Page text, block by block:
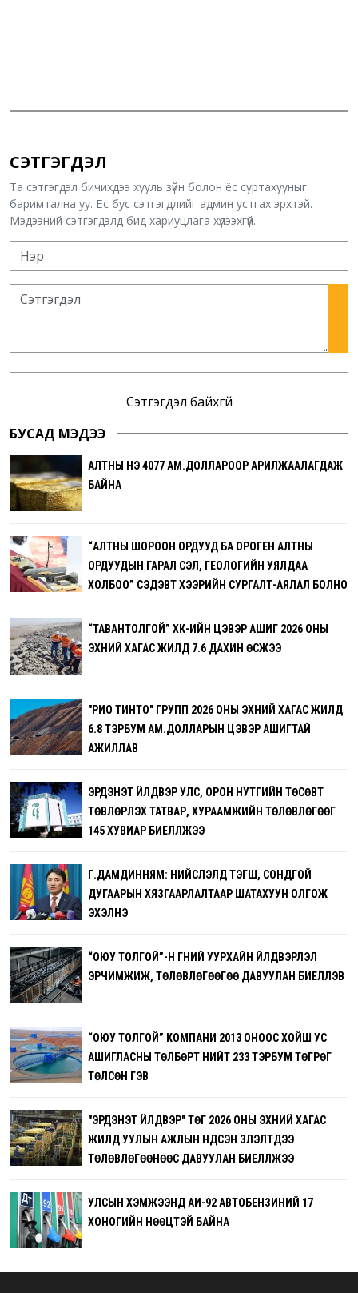
СЭТГЭГДЭЛ
Та сэтгэгдэл бичихдээ хууль зүйн болон ёс суртахууныг
баримтална уу. Ёс бус сэтгэгдлийг админ устгах эрхтэй.
Мэдээний сэтгэгдэлд бид хариуцлага хүлээхгүй.
Сэтгэгдэл байхгүй
БУСАД МЭДЭЭ
АЛТНЫ ҮНЭ 4077 АМ.ДОЛЛАРООР АРИЛЖААЛАГДАЖ
БАЙНА
“АЛТНЫ ШОРООН ОРДУУД БА ОРОГЕН АЛТНЫ
ОРДУУДЫН ГАРАЛ ҮҮСЭЛ, ГЕОЛОГИЙН УЯЛДАА
ХОЛБОО” СЭДЭВТ ХЭЭРИЙН СУРГАЛТ-АЯЛАЛ БОЛНО
“ТАВАНТОЛГОЙ” ХК-ИЙН ЦЭВЭР АШИГ 2026 ОНЫ
ЭХНИЙ ХАГАС ЖИЛД 7.6 ДАХИН ӨСЖЭЭ
"РИО ТИНТО" ГРУПП 2026 ОНЫ ЭХНИЙ ХАГАС ЖИЛД
6.8 ТЭРБУМ АМ.ДОЛЛАРЫН ЦЭВЭР АШИГТАЙ
АЖИЛЛАВ
ЭРДЭНЭТ ҮЙЛДВЭР УЛС, ОРОН НУТГИЙН ТӨСӨВТ
ТӨВЛӨРҮҮЛЭХ ТАТВАР, ХУРААМЖИЙН ТӨЛӨВЛӨГӨӨГ
145 ХУВИАР БИЕЛҮҮЛЖЭЭ
Г.ДАМДИННЯМ: НИЙСЛЭЛД ТЭГШ, СОНДГОЙ
ДУГААРЫН ХЯЗГААРЛАЛТААР ШАТАХУУН ОЛГОЖ
ЭХЭЛНЭ
“ОЮУ ТОЛГОЙ”-Н ГҮНИЙ УУРХАЙН ҮЙЛДВЭРЛЭЛ
ЭРЧИМЖИЖ, ТӨЛӨВЛӨГӨӨГӨӨ ДАВУУЛАН БИЕЛҮҮЛЭВ
“ОЮУ ТОЛГОЙ” КОМПАНИ 2013 ОНООС ХОЙШ УС
АШИГЛАСНЫ ТӨЛБӨРТ НИЙТ 233 ТЭРБУМ ТӨГРӨГ
ТӨЛСӨН ГЭВ
"ЭРДЭНЭТ ҮЙЛДВЭР" ТӨҮГ 2026 ОНЫ ЭХНИЙ ХАГАС
ЖИЛД УУЛЫН АЖЛЫН ҮНДСЭН ҮЗҮҮЛЭЛТҮҮДЭЭ
ТӨЛӨВЛӨГӨӨНӨӨС ДАВУУЛАН БИЕЛҮҮЛЖЭЭ
УЛСЫН ХЭМЖЭЭНД АИ-92 АВТОБЕНЗИНИЙ 17
ХОНОГИЙН НӨӨЦТЭЙ БАЙНА